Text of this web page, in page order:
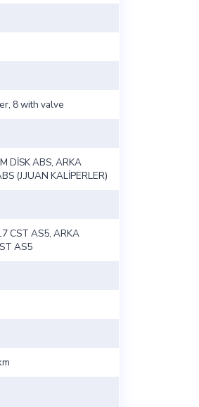
8 with valve
DİSK ABS, ARKA
(J.JUAN KALİPERLER)
CST AS5, ARKA
AS5